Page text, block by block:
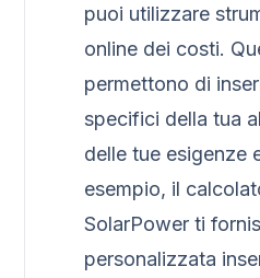
puoi utilizzare
online dei costi.
permettono di
specifici della tua
delle tue esigenze
esempio, il
SolarPower ti
personalizzata